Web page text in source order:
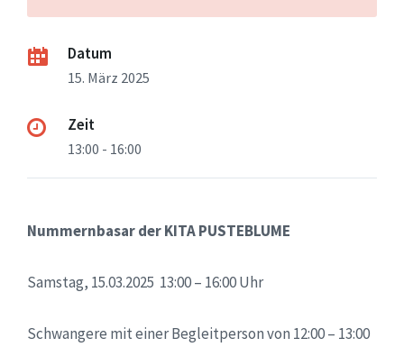
Datum
15. März 2025
Zeit
13:00 - 16:00
Nummernbasar der KITA PUSTEBLUME
Samstag, 15.03.2025 13:00 – 16:00 Uhr
Schwangere mit einer Begleitperson von 12:00 – 13:00